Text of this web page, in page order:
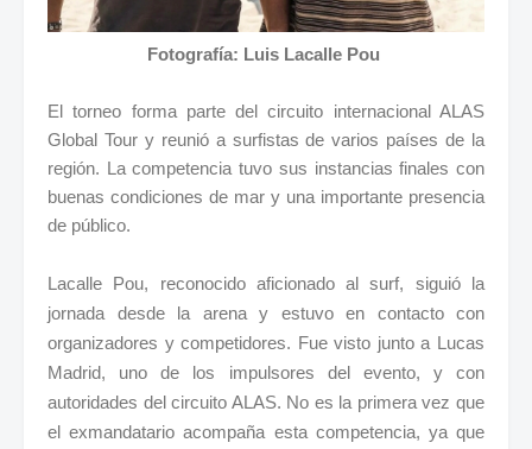
Fotografía: Luis Lacalle Pou
El torneo forma parte del circuito internacional ALAS
Global Tour y reunió a surfistas de varios países de la
región. La competencia tuvo sus instancias finales con
buenas condiciones de mar y una importante presencia
de público.
Lacalle Pou, reconocido aficionado al surf, siguió la
jornada desde la arena y estuvo en contacto con
organizadores y competidores. Fue visto junto a Lucas
Madrid, uno de los impulsores del evento, y con
autoridades del circuito ALAS. No es la primera vez que
el exmandatario acompaña esta competencia, ya que